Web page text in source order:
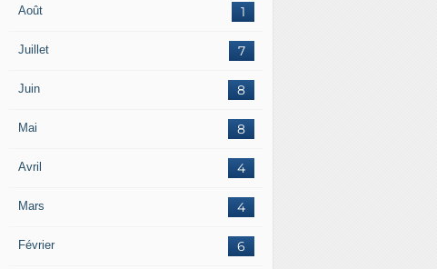
Août 1
Juillet 7
Juin 8
Mai 8
Avril 4
Mars 4
Février 6